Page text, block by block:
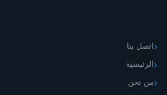
اتصل بنا
الرئيسية
من نحن